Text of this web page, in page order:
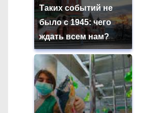
Таких событий не
было с 1945: чего
ждать всем нам?